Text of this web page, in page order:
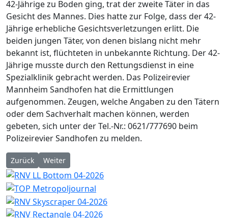
42-Jährige zu Boden ging, trat der zweite Täter in das
Gesicht des Mannes. Dies hatte zur Folge, dass der 42-
Jährige erhebliche Gesichtsverletzungen erlitt. Die
beiden jungen Täter, von denen bislang nicht mehr
bekannt ist, flüchteten in unbekannte Richtung. Der 42-
Jährige musste durch den Rettungsdienst in eine
Spezialklinik gebracht werden. Das Polizeirevier
Mannheim Sandhofen hat die Ermittlungen
aufgenommen. Zeugen, welche Angaben zu den Tätern
oder dem Sachverhalt machen können, werden
gebeten, sich unter der Tel.-Nr.: 0621/777690 beim
Polizeirevier Sandhofen zu melden.
Vorheriger Beitrag: POL-MA: Mannheim: Polizei stoppt
Zurück Nächster Beitrag: POL-MA: Mannheim-Sandhofen:
Weiter